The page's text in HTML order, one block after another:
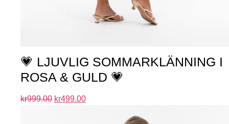
💗 LJUVLIG SOMMARKLÄNNING I
ROSA & GULD 💗
kr999.00 kr499.00